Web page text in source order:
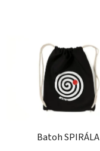
Batoh SPIRÁLA